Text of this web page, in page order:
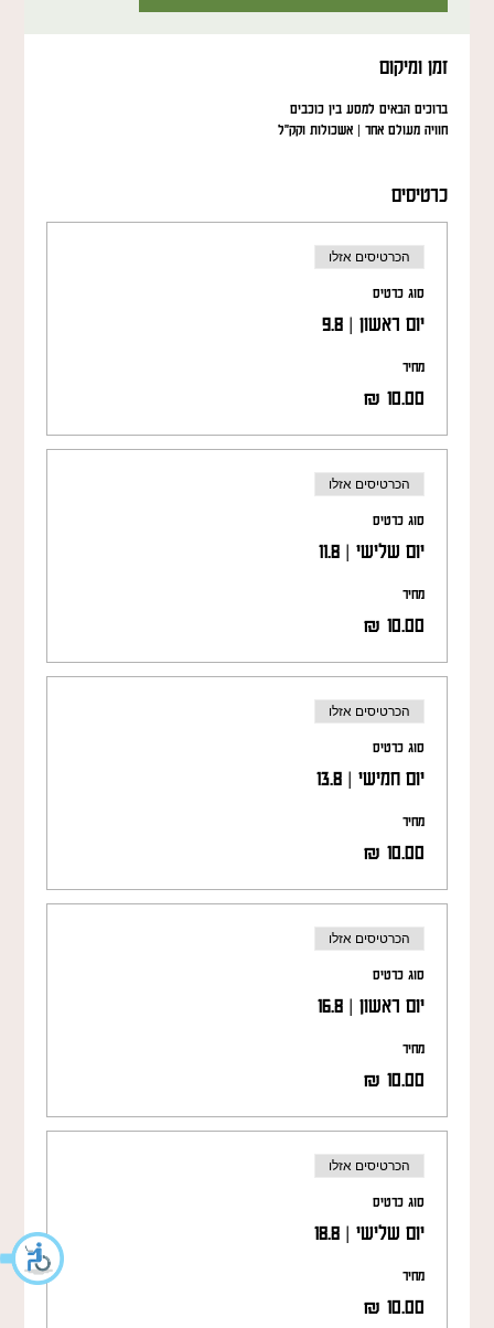
זמן ומיקום
ברוכים הבאים למסע בין כוכבים
חוויה מעולם אחר | אשכולות וקק"ל
כרטיסים
הכרטיסים אזלו
סוג כרטיס
יום ראשון | 9.8
מחיר
הכרטיסים אזלו
סוג כרטיס
יום שלישי | 11.8
מחיר
הכרטיסים אזלו
סוג כרטיס
יום חמישי | 13.8
מחיר
הכרטיסים אזלו
סוג כרטיס
יום ראשון | 16.8
מחיר
הכרטיסים אזלו
סוג כרטיס
יום שלישי | 18.8
מחיר